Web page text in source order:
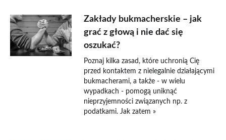
Zakłady bukmacherskie – jak
grać z głową i nie dać się
oszukać?
Poznaj kilka zasad, które uchronią Cię
przed kontaktem z nielegalnie działającymi
bukmacherami, a także - w wielu
wypadkach - pomogą uniknąć
nieprzyjemności związanych np. z
podatkami. Jak zatem »